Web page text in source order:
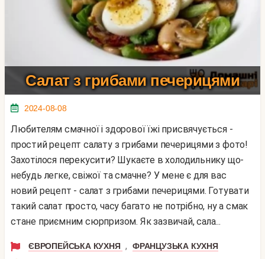
Салат з грибами печерицями
2024-08-08
Любителям смачної і здорової їжі присвячується -
простий рецепт салату з грибами печерицями з фото!
Захотілося перекусити? Шукаєте в холодильнику що-
небудь легке, свіжої та смачне? У мене є для вас
новий рецепт - салат з грибами печерицями. Готувати
такий салат просто, часу багато не потрібно, ну а смак
стане приємним сюрпризом. Як зазвичай, сала...
ЄВРОПЕЙСЬКА КУХНЯ ,
ФРАНЦУЗЬКА КУХНЯ